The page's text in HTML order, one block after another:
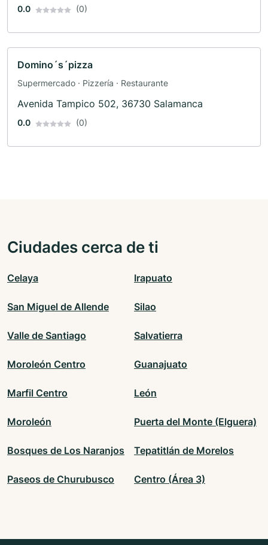
0.0 (0)
Domino´s´pizza
Supermercado · Pizzería · Restaurante
Avenida Tampico 502, 36730 Salamanca
0.0 (0)
Ciudades cerca de ti
Celaya Irapuato
San Miguel de Allende Silao
Valle de Santiago Salvatierra
Moroleón Centro Guanajuato
Marfil Centro León
Moroleón Puerta del Monte (Elguera)
Bosques de Los Naranjos Tepatitlán de Morelos
Paseos de Churubusco Centro (Área 3)